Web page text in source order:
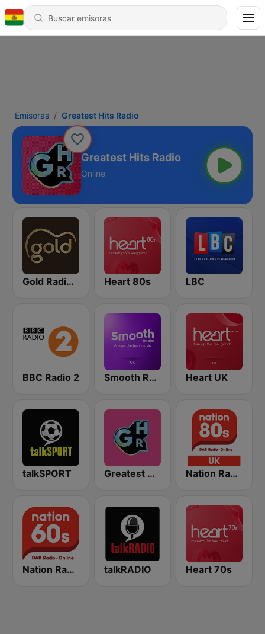
Emisoras Greatest Hits Radio
Greatest Hits Radio
Online
Gold Radio UK Heart 80s LBC
BBC Radio 2 Smooth Radio UK Heart UK
talkSPORT Greatest Hits Radio South Coast Nation Radio 80s
Nation Radio 60s talkRADIO Heart 70s